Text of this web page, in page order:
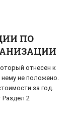
ПО
отнесен к
не положено.
за год.
Раздел 2